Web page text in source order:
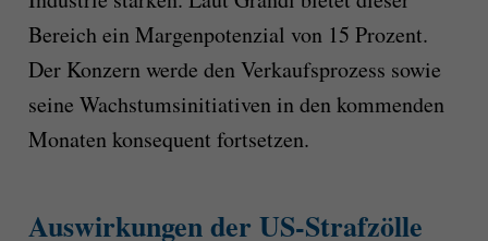
Bereich ein Margenpotenzial von 15 Prozent.
Der Konzern werde den Verkaufsprozess sowie
seine Wachstumsinitiativen in den kommenden
Monaten konsequent fortsetzen.
Auswirkungen der US-Strafzölle